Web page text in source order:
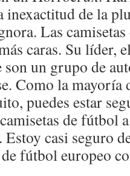
inexactitud de la
Las
caras. Su líder,
son un grupo de
Como la mayoría
puedes estar
de fútbol
casi seguro
fútbol europeo